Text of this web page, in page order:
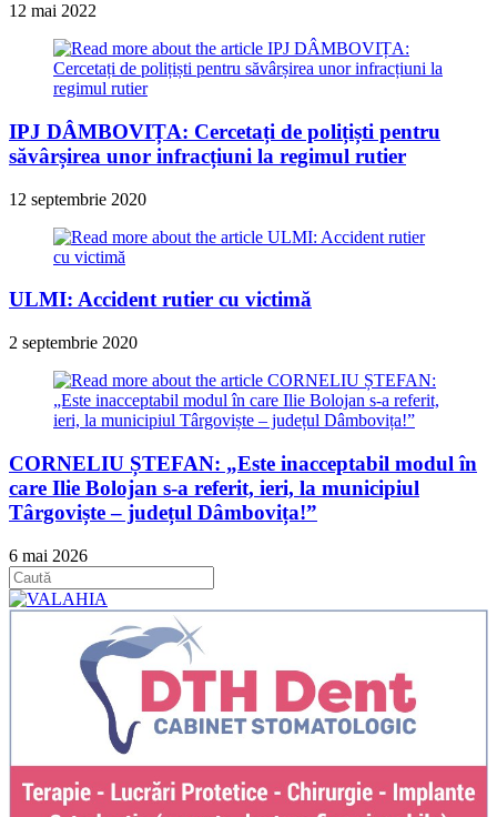
12 mai 2022
IPJ DÂMBOVIȚA: Cercetați de polițiști pentru
săvârșirea unor infracțiuni la regimul rutier
12 septembrie 2020
ULMI: Accident rutier cu victimă
2 septembrie 2020
CORNELIU ȘTEFAN: „Este inacceptabil modul în
care Ilie Bolojan s-a referit, ieri, la municipiul
Târgoviște – județul Dâmbovița!”
6 mai 2026